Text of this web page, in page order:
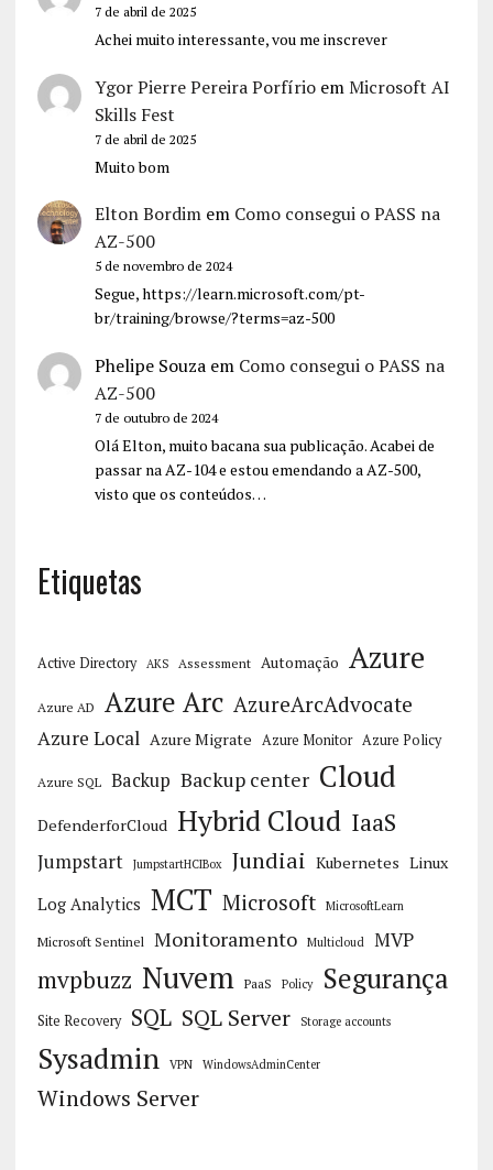
7 de abril de 2025
Achei muito interessante, vou me inscrever
Ygor Pierre Pereira PorfírioemMicrosoft AI
Skills Fest
7 de abril de 2025
Muito bom
Elton Bordimem Como consegui o PASS na
AZ-500
5 de novembro de 2024
Segue, https://learn.microsoft.com/pt-
br/training/browse/?terms=az-500
Phelipe Souzaem Como consegui o PASS na
AZ-500
7 de outubro de 2024
Olá Elton, muito bacana sua publicação. Acabei de
passar na AZ-104 e estou emendando a AZ-500,
visto que os conteúdos…
Etiquetas
Active Directory AKS Assessment Automação Azure
Azure AD Azure Arc AzureArcAdvocate
Azure Local Azure Migrate Azure Monitor Azure Policy
Azure SQL Backup Backup center Cloud
DefenderforCloud Hybrid Cloud IaaS
Jumpstart JumpstartHCIBox Jundiai Kubernetes Linux
Log Analytics MCT Microsoft MicrosoftLearn
Microsoft Sentinel Monitoramento Multicloud MVP
mvpbuzz Nuvem PaaS Policy Segurança
Site Recovery SQL SQL Server Storage accounts
Sysadmin VPN WindowsAdminCenter
Windows Server